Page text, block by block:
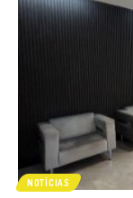
NOTÍCIAS